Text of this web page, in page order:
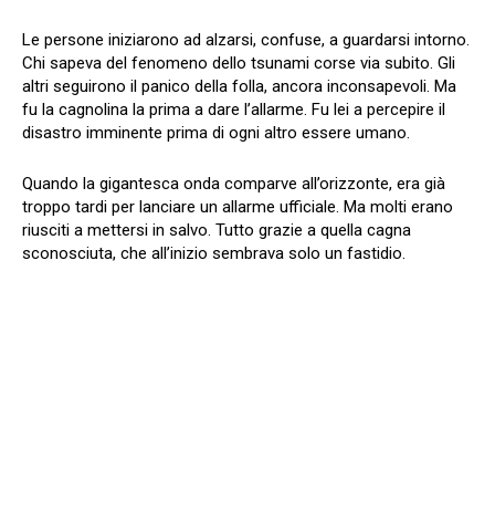
Le persone iniziarono ad alzarsi, confuse, a guardarsi intorno.
Chi sapeva del fenomeno dello tsunami corse via subito. Gli
altri seguirono il panico della folla, ancora inconsapevoli. Ma
fu la cagnolina la prima a dare l’allarme. Fu lei a percepire il
disastro imminente prima di ogni altro essere umano.
Quando la gigantesca onda comparve all’orizzonte, era già
troppo tardi per lanciare un allarme ufficiale. Ma molti erano
riusciti a mettersi in salvo. Tutto grazie a quella cagna
sconosciuta, che all’inizio sembrava solo un fastidio.